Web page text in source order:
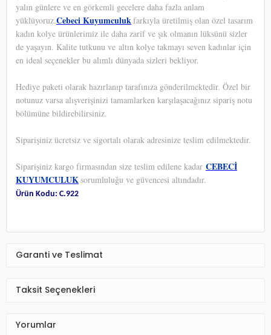
yalın günlere ve en görkemli gecelere daha fazla anlam
yüklüyoruz.Cebeci Kuyumculukfarkıyla üretilmiş olan özel tasarım
kadın kolye ürünlerimiz ile daha zarif ve şık olmanın lüksünü sizler
de yaşayın. Kalite tutkunu ve altın kolye takmayı seven kadınlar için
en ideal seçenekler bu alımlı dünyada sizleri bekliyor.
Hediye paketi olarak hazırlanıp tarafınıza gönderilmektedir. Özel bir
notunuz varsa alışverişinizi tamamlarken karşılaşacağınız sipariş notu
bölümüne bildirebilirsiniz.
Siparişiniz ücretsiz ve sigortalı olarak adresinize teslim edilmektedir.
Siparişiniz kargo firmasından size teslim edilene kadar CEBECİ
KUYUMCULUKsorumluluğu ve güvencesi altındadır.
Ürün Kodu: C.922
Garanti ve Teslimat
Taksit Seçenekleri
Yorumlar